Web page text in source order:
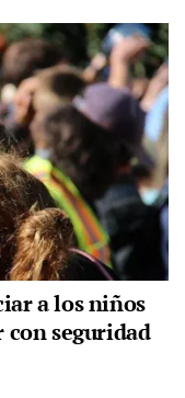
a los niños
con seguridad